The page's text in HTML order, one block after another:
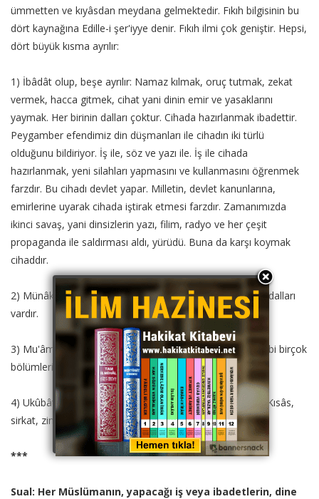
ümmetten ve kıyâsdan meydana gelmektedir. Fıkıh bilgisinin bu
dört kaynağına Edille-i şer'iyye denir. Fıkıh ilmi çok geniştir. Hepsi,
dört büyük kısma ayrılır:
1) İbâdât olup, beşe ayrılır: Namaz kılmak, oruç tutmak, zekat
vermek, hacca gitmek, cihat yani dinin emir ve yasaklarını
yaymak. Her birinin dalları çoktur. Cihada hazırlanmak ibadettir.
Peygamber efendimiz din düşmanları ile cihadın iki türlü
olduğunu bildiriyor. İş ile, söz ve yazı ile. İş ile cihada
hazırlanmak, yeni silahları yapmasını ve kullanmasını öğrenmek
farzdır. Bu cihadı devlet yapar. Milletin, devlet kanunlarına,
emirlerine uyarak cihada iştirak etmesi farzdır. Zamanımızda
ikinci savaş, yani dinsizlerin yazı, filim, radyo ve her çeşit
propaganda ile saldırması aldı, yürüdü. Buna da karşı koymak
cihaddır.
2) Münâkehât: Evlenme, boşanma, nafaka ve daha nice dalları
vardır.
3) Mu'âmelât olup, alış-veriş, kira, şirketler, faiz, miras gibi birçok
bölümleri vardır.
4) Ukûbât, yani cezalar olup, başlıca beşe ayrılmaktadır. Kısâs,
sirkat, zina, kazf, riddet, yani mürted olma cezalarıdır."
***
Sual: Her Müslümanın, yapacağı iş veya ibadetlerin, dine